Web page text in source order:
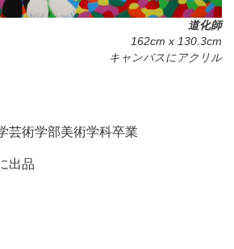
道化師
162cm x 130.3cm
キャンバスにアクリル
芸術学部美術学科卒業
出品